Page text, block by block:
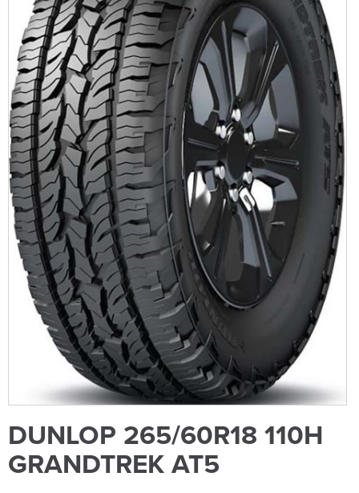
DUNLOP 265/60R18 110H
GRANDTREK AT5